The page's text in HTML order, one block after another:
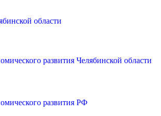
области
развития Челябинской области
развития РФ